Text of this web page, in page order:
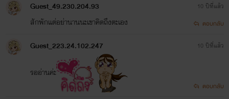
Guest_49.230.204.93
สักพักแต่อย่านานนะเขาคิดถึงตะเอง
10 ปีที่แล้ว
ตอบกลับ
Guest_223.24.102.247
รออ่านค่ะ
10 ปีที่แล้ว
ตอบกลับ